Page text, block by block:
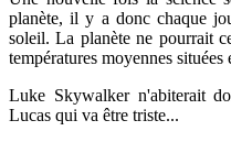
planète, il y a donc chaque
soleil. La planète ne pourrait
températures moyennes situées
Luke Skywalker n'abiterait
Lucas qui va être triste...